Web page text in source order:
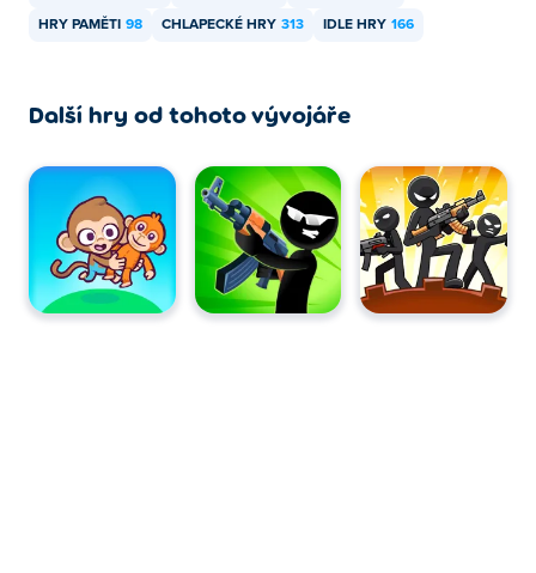
HRY PAMĚTI 98 CHLAPECKÉ HRY 313 IDLE HRY 166
Další hry od tohoto vývojáře